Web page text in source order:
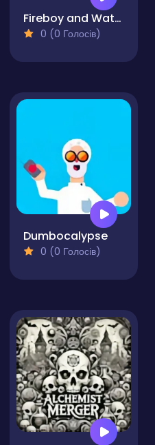
Fireboy and Watergirl Online
0 (0 Голосів)
Dumbocalypse
0 (0 Голосів)